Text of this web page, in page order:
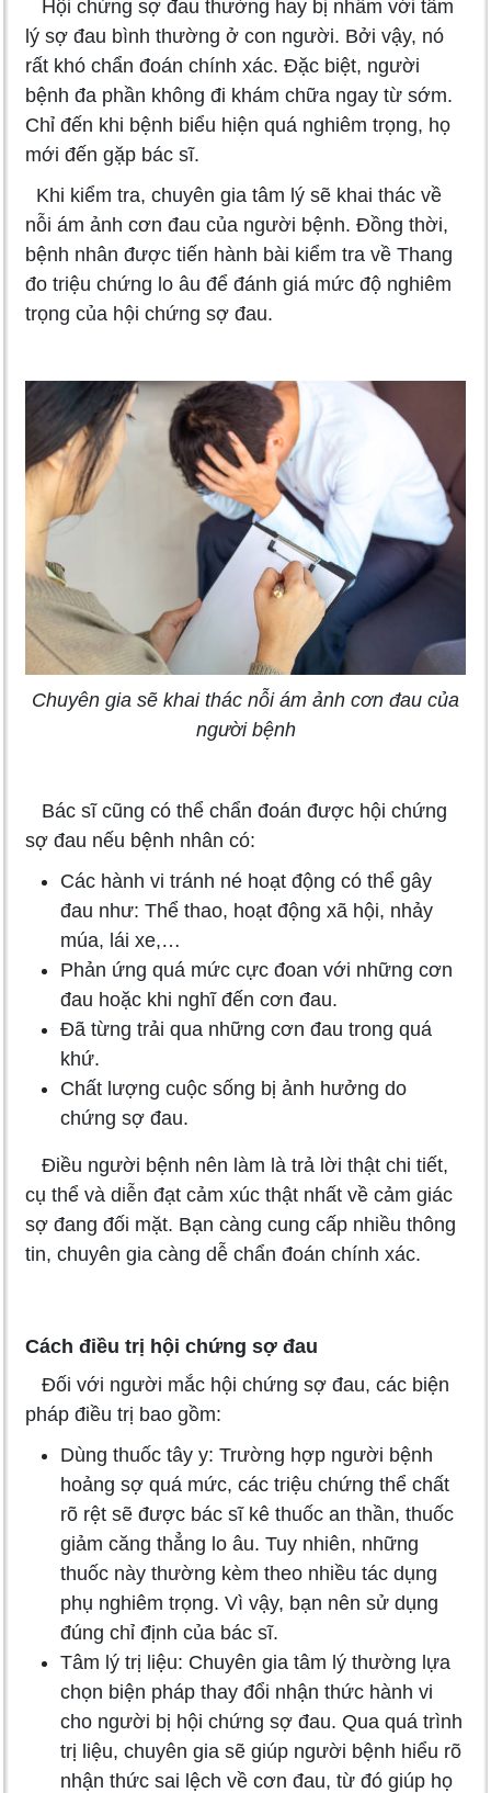
Hội chứng sợ đau thường hay bị nhầm với tâm
lý sợ đau bình thường ở con người. Bởi vậy, nó
rất khó chẩn đoán chính xác. Đặc biệt, người
bệnh đa phần không đi khám chữa ngay từ sớm.
Chỉ đến khi bệnh biểu hiện quá nghiêm trọng, họ
mới đến gặp bác sĩ.
Khi kiểm tra, chuyên gia tâm lý sẽ khai thác về
nỗi ám ảnh cơn đau của người bệnh. Đồng thời,
bệnh nhân được tiến hành bài kiểm tra về Thang
đo triệu chứng lo âu để đánh giá mức độ nghiêm
trọng của hội chứng sợ đau.
Chuyên gia sẽ khai thác nỗi ám ảnh cơn đau của
người bệnh
Bác sĩ cũng có thể chẩn đoán được hội chứng
sợ đau nếu bệnh nhân có:
Các hành vi tránh né hoạt động có thể gây
đau như: Thể thao, hoạt động xã hội, nhảy
múa, lái xe,…
Phản ứng quá mức cực đoan với những cơn
đau hoặc khi nghĩ đến cơn đau.
Đã từng trải qua những cơn đau trong quá
khứ.
Chất lượng cuộc sống bị ảnh hưởng do
chứng sợ đau.
Điều người bệnh nên làm là trả lời thật chi tiết,
cụ thể và diễn đạt cảm xúc thật nhất về cảm giác
sợ đang đối mặt. Bạn càng cung cấp nhiều thông
tin, chuyên gia càng dễ chẩn đoán chính xác.
Cách điều trị hội chứng sợ đau
Đối với người mắc hội chứng sợ đau, các biện
pháp điều trị bao gồm:
Dùng thuốc tây y: Trường hợp người bệnh
hoảng sợ quá mức, các triệu chứng thể chất
rõ rệt sẽ được bác sĩ kê thuốc an thần, thuốc
giảm căng thẳng lo âu. Tuy nhiên, những
thuốc này thường kèm theo nhiều tác dụng
phụ nghiêm trọng. Vì vậy, bạn nên sử dụng
đúng chỉ định của bác sĩ.
Tâm lý trị liệu: Chuyên gia tâm lý thường lựa
chọn biện pháp thay đổi nhận thức hành vi
cho người bị hội chứng sợ đau. Qua quá trình
trị liệu, chuyên gia sẽ giúp người bệnh hiểu rõ
nhận thức sai lệch về cơn đau, từ đó giúp họ